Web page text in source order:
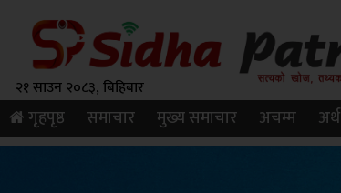
२१ साउन २०८३, बिहिबार
गृहपृष्ठ समाचार मुख्य समाचार अचम्म अर्थ